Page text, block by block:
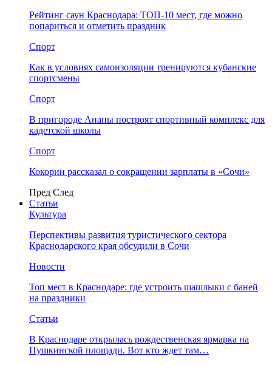
Рейтинг саун Краснодара: ТОП-10 мест, где можно
попариться и отметить праздник
Спорт
Как в условиях самоизоляции тренируются кубанские
спортсмены
Спорт
В пригороде Анапы построят спортивный комплекс для
кадетской школы
Спорт
Кокорин рассказал о сокращении зарплаты в «Сочи»
Пред След
Статьи
Культура
Перспективы развития туристического сектора
Краснодарского края обсудили в Сочи
Новости
Топ мест в Краснодаре: где устроить шашлыки с баней
на праздники
Статьи
В Краснодаре открылась рождественская ярмарка на
Пушкинской площади. Вот кто ждет там…